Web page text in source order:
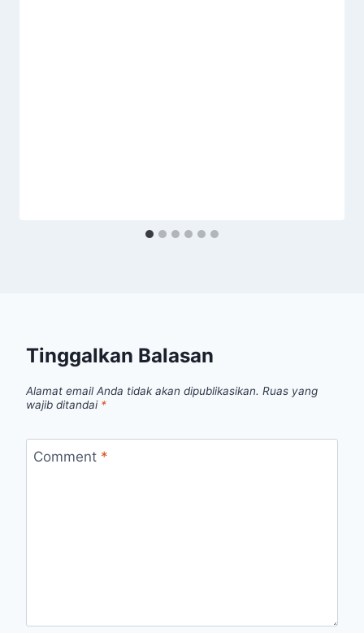
Tinggalkan Balasan
Alamat email Anda tidak akan dipublikasikan. Ruas yang
wajib ditandai *
Comment *